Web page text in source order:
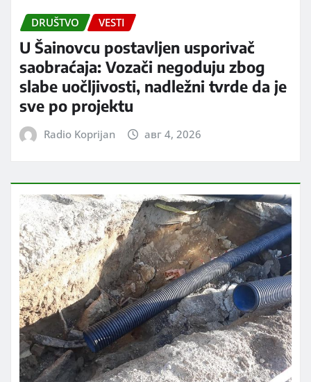
DRUŠTVO VESTI
U Šainovcu postavljen usporivač
saobraćaja: Vozači negoduju zbog
slabe uočljivosti, nadležni tvrde da je
sve po projektu
Radio Koprijan авг 4, 2026